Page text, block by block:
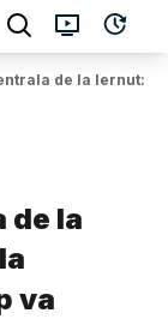
de la Iernut:
de la
va